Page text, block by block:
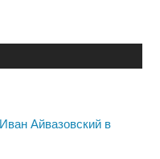
Айвазовский в